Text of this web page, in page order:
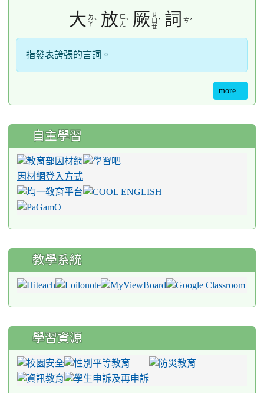
大 ㄉ
ㄚ ˋ 放 ㄈ
ㄤˋ 厥 ㄐ
ㄝ
ˊ 詞 ㄘˊ
指發表誇張的言詞。
more...
自主學習
因材網登入方式
教學系統
學習資源